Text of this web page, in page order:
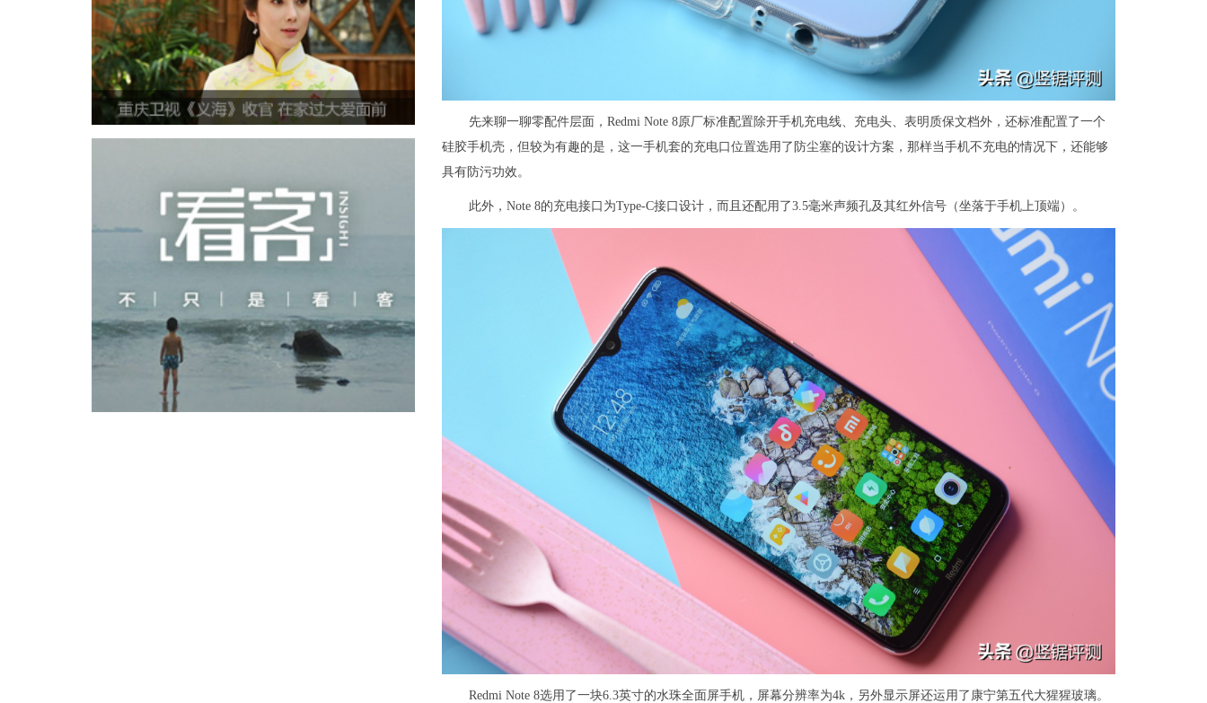
先来聊一聊零配件层面，Redmi Note 8原厂标准配置除开手机充电线、充电头、表明质保文档外，还标准配置了一个
硅胶手机壳，但较为有趣的是，这一手机套的充电口位置选用了防尘塞的设计方案，那样当手机不充电的情况下，还能够
具有防污功效。
此外，Note 8的充电接口为Type-C接口设计，而且还配用了3.5毫米声频孔及其红外信号（坐落于手机上顶端）。
Redmi Note 8选用了一块6.3英寸的水珠全面屏手机，屏幕分辨率为4k，另外显示屏还运用了康宁第五代大猩猩玻璃。